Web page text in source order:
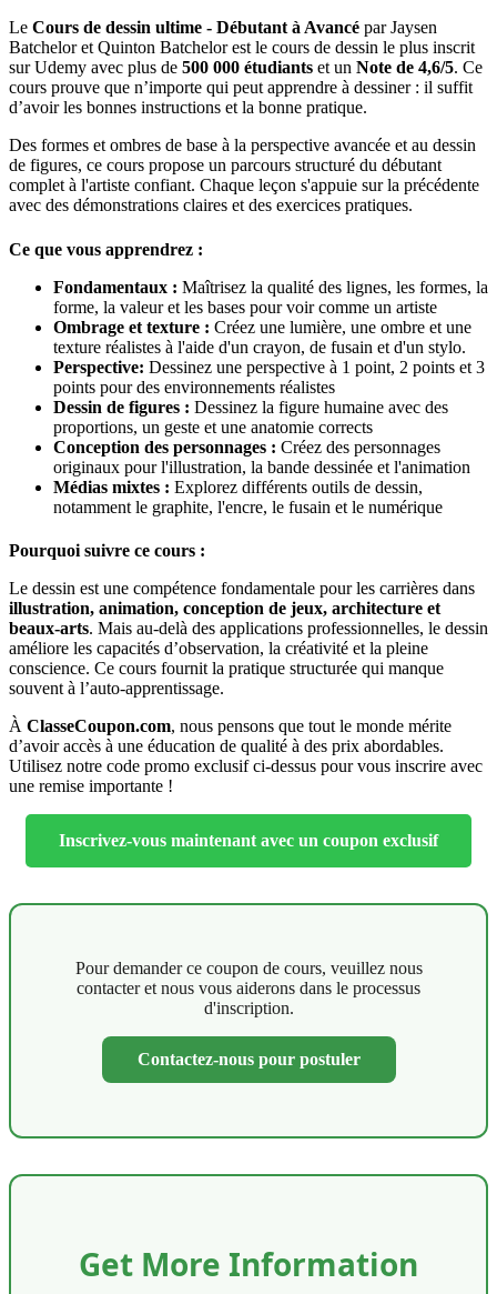
Le Cours de dessin ultime - Débutant à Avancé par Jaysen
Batchelor et Quinton Batchelor est le cours de dessin le plus inscrit
sur Udemy avec plus de 500 000 étudiants et un Note de 4,6/5. Ce
cours prouve que n’importe qui peut apprendre à dessiner : il suffit
d’avoir les bonnes instructions et la bonne pratique.
Des formes et ombres de base à la perspective avancée et au dessin
de figures, ce cours propose un parcours structuré du débutant
complet à l'artiste confiant. Chaque leçon s'appuie sur la précédente
avec des démonstrations claires et des exercices pratiques.
Ce que vous apprendrez :
Fondamentaux : Maîtrisez la qualité des lignes, les formes, la
forme, la valeur et les bases pour voir comme un artiste
Ombrage et texture : Créez une lumière, une ombre et une
texture réalistes à l'aide d'un crayon, de fusain et d'un stylo.
Perspective: Dessinez une perspective à 1 point, 2 points et 3
points pour des environnements réalistes
Dessin de figures : Dessinez la figure humaine avec des
proportions, un geste et une anatomie corrects
Conception des personnages : Créez des personnages
originaux pour l'illustration, la bande dessinée et l'animation
Médias mixtes : Explorez différents outils de dessin,
notamment le graphite, l'encre, le fusain et le numérique
Pourquoi suivre ce cours :
Le dessin est une compétence fondamentale pour les carrières dans
illustration, animation, conception de jeux, architecture et
beaux-arts. Mais au-delà des applications professionnelles, le dessin
améliore les capacités d’observation, la créativité et la pleine
conscience. Ce cours fournit la pratique structurée qui manque
souvent à l’auto-apprentissage.
À ClasseCoupon.com, nous pensons que tout le monde mérite
d’avoir accès à une éducation de qualité à des prix abordables.
Utilisez notre code promo exclusif ci-dessus pour vous inscrire avec
une remise importante !
Inscrivez-vous maintenant avec un coupon exclusif
Pour demander ce coupon de cours, veuillez nous
contacter et nous vous aiderons dans le processus
d'inscription.
Contactez-nous pour postuler
Get More Information